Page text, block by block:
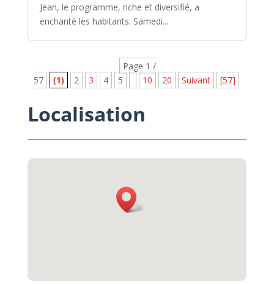
Jean, le programme, riche et diversifié, a
enchanté les habitants. Samedi...
Page 1 /
57
(1) 2 3 4 5 10 20 Suivant [57]
Localisation